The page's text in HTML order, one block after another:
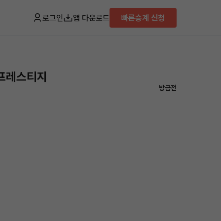
로그인 앱 다운로드 빠른승계 신청
스티지
방금전